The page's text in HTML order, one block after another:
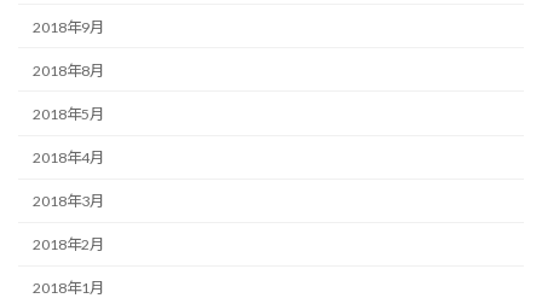
2018年9月
2018年8月
2018年5月
2018年4月
2018年3月
2018年2月
2018年1月